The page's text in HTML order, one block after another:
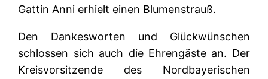
Gattin Anni erhielt einen Blumenstrauß.
Den Dankesworten und Glückwünschen
schlossen sich auch die Ehrengäste an. Der
Kreisvorsitzende des Nordbayerischen